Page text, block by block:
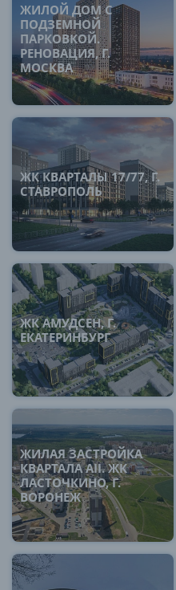
ЖИЛОЙ ДОМ С
ПОДЗЕМНОЙ
ПАРКОВКОЙ.
РЕНОВАЦИЯ, Г.
МОСКВА
ЖК КВАРТАЛЫ 17/77, Г.
СТАВРОПОЛЬ
ЖК АМУДСЕН, Г.
ЕКАТЕРИНБУРГ
ЖИЛАЯ ЗАСТРОЙКА
КВАРТАЛА AII. ЖК
ЛАСТОЧКИНО, Г.
ВОРОНЕЖ